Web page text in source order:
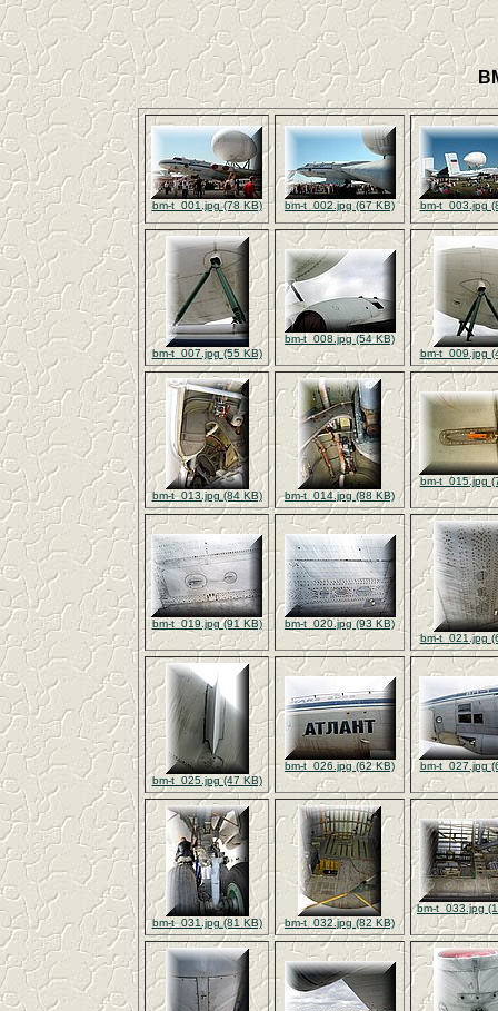
bm-t_001.jpg (78 KB) bm-t_002.jpg (67 KB) bm-t_003.jpg
bm-t_007.jpg (55 KB)
bm-t_008.jpg (54 KB)
bm-t_009.jpg
bm-t_013.jpg (84 KB) bm-t_014.jpg (88 KB)
bm-t_015.jpg
bm-t_019.jpg (91 KB)
bm-t_020.jpg (93 KB)
bm-t_021.jpg
bm-t_025.jpg (47 KB)
bm-t_026.jpg (62 KB) bm-t_027.jpg
bm-t_031.jpg (81 KB) bm-t_032.jpg (82 KB)
bm-t_033.jpg